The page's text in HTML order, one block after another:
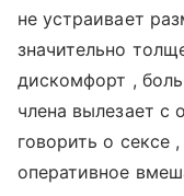
не устраивает
значительно
дискомфорт ,
члена вылезает
говорить о сексе
оперативное